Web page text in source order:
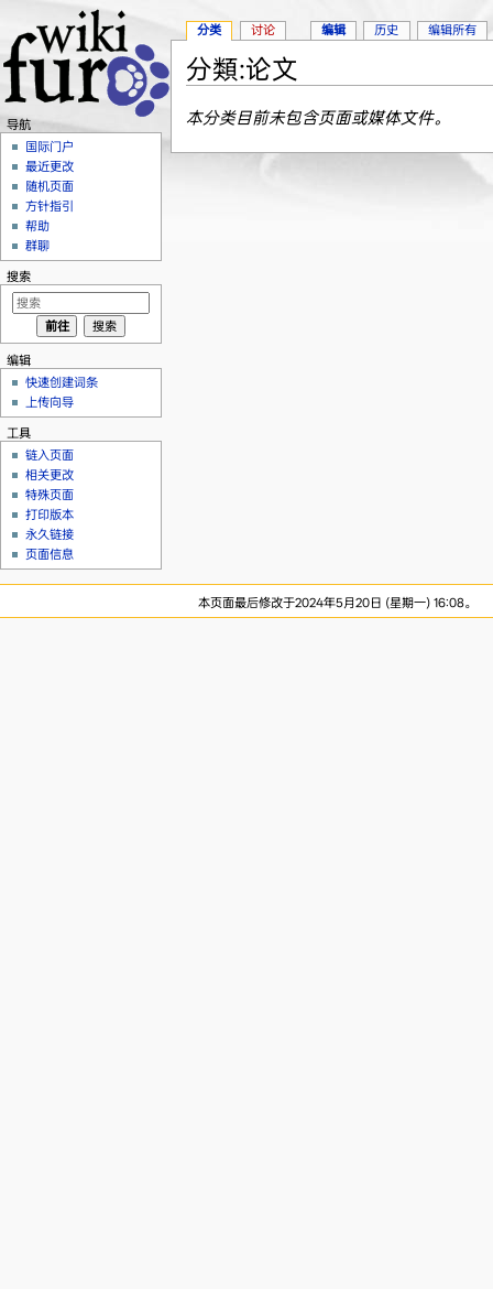
分類:论文
本分类目前未包含页面或媒体文件。
分类 讨论 编辑 历史 编辑所有
导航
国际门户
最近更改
随机页面
方针指引
帮助
群聊
搜索
编辑
快速创建词条
上传向导
工具
链入页面
相关更改
特殊页面
打印版本
永久链接
页面信息
本页面最后修改于2024年5月20日 (星期一) 16:08。